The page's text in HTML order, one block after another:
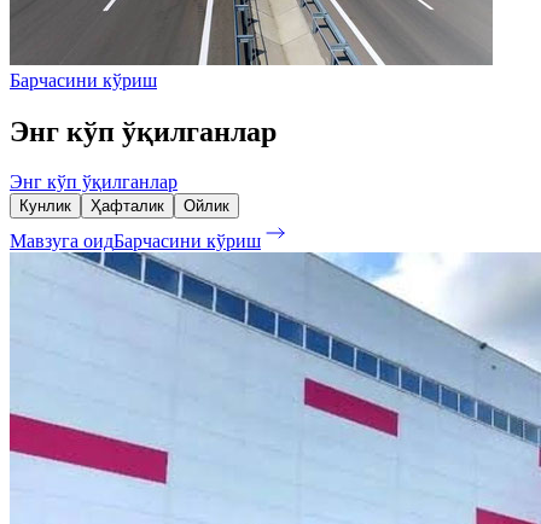
Барчасини кўриш
Энг кўп ўқилганлар
Энг кўп ўқилганлар
Кунлик Ҳафталик Ойлик
Мавзуга оидБарчасини кўриш